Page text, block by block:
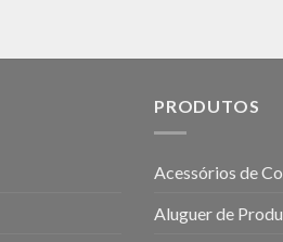
PRODUTOS
Acessórios de
Aluguer de